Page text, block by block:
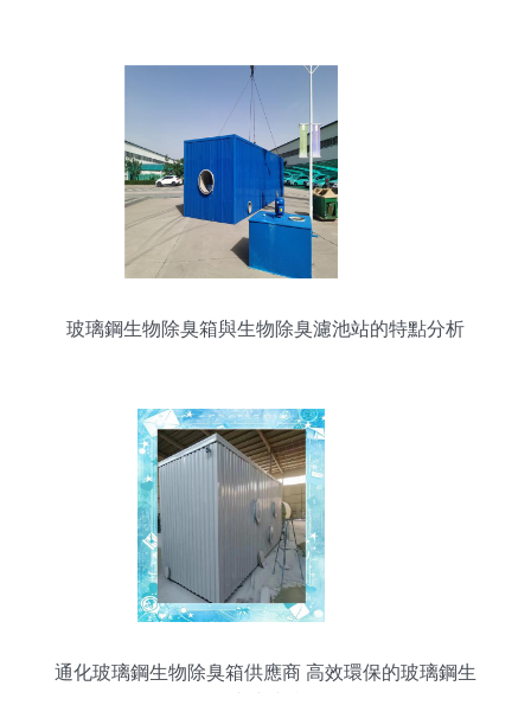
玻璃鋼生物除臭箱與生物除臭濾池站的特點分析
通化玻璃鋼生物除臭箱供應商 高效環保的玻璃鋼生